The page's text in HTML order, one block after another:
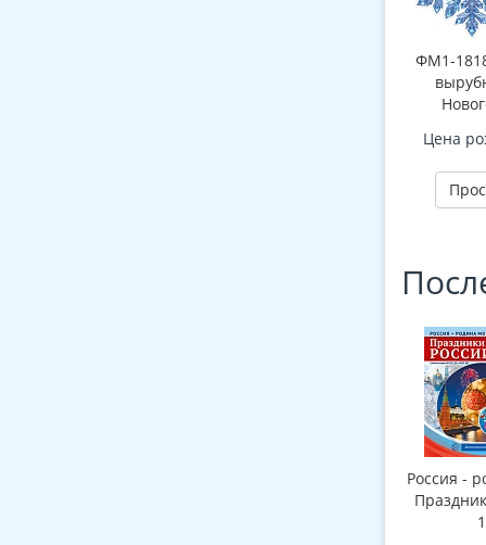
ФМ1-
Цена
Россия -